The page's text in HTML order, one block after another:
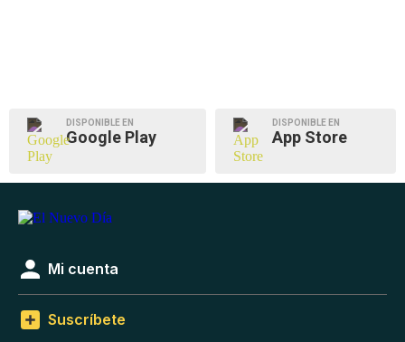
DISPONIBLE EN
Google Play
DISPONIBLE EN
App Store
Mi cuenta
Suscríbete